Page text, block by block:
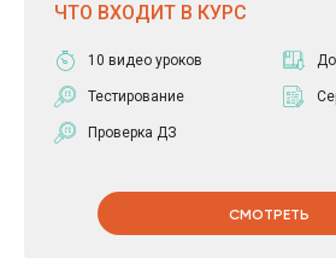
ЧТО ВХОДИТ В КУРС
10 видео уроков
Тестирование
Проверка ДЗ
СМОТРЕТЬ